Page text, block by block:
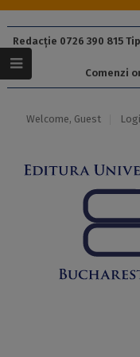
Redacție 0726 390 815
Comenzi
Welcome, Guest